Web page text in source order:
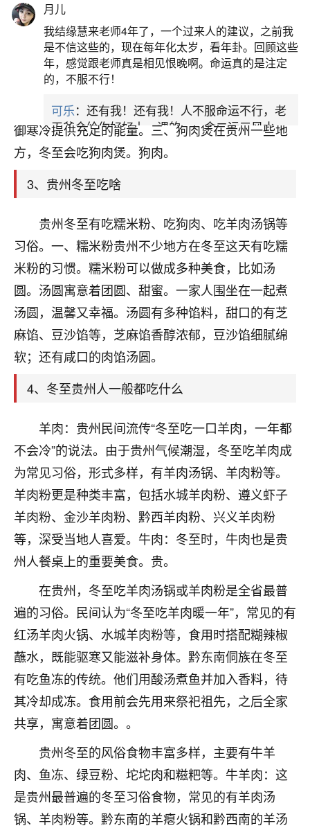
二、糯米饭冬至吃糯米饭也是贵州部分地区的
传统习俗。将糯米蒸熟后，加入炒好的腊肉丁、香
肠丁、花生米、葱花等食材，搅拌均匀。腊肉和香
肠的咸香与糯米的软糯相互融合，口感丰富。糯米
饭不仅美味，而且具有一定的饱腹感，能为人们抵
御寒冷提供充足的能量。三、狗肉煲在贵州一些地
方，冬至会吃狗肉煲。狗肉。
3、贵州冬至吃啥
贵州冬至有吃糯米粉、吃狗肉、吃羊肉汤锅等
习俗。一、糯米粉贵州不少地方在冬至这天有吃糯
米粉的习惯。糯米粉可以做成多种美食，比如汤
圆。汤圆寓意着团圆、甜蜜。一家人围坐在一起煮
汤圆，温馨又幸福。汤圆有多种馅料，甜口的有芝
麻馅、豆沙馅等，芝麻馅香醇浓郁，豆沙馅细腻绵
软；还有咸口的肉馅汤圆。
4、冬至贵州人一般都吃什么
羊肉：贵州民间流传“冬至吃一口羊肉，一年都
不会冷”的说法。由于贵州气候潮湿，冬至吃羊肉成
为常见习俗，形式多样，有羊肉汤锅、羊肉粉等。
羊肉粉更是种类丰富，包括水城羊肉粉、遵义虾子
羊肉粉、金沙羊肉粉、黔西羊肉粉、兴义羊肉粉
等，深受当地人喜爱。牛肉：冬至时，牛肉也是贵
州人餐桌上的重要美食。贵。
在贵州，冬至吃羊肉汤锅或羊肉粉是全省最普
遍的习俗。民间认为“冬至吃羊肉暖一年”，常见的有
红汤羊肉火锅、水城羊肉粉等，食用时搭配糊辣椒
蘸水，既能驱寒又能滋补身体。黔东南侗族在冬至
有吃鱼冻的传统。他们用酸汤煮鱼并加入香料，待
其冷却成冻。食用前会先用来祭祀祖先，之后全家
共享，寓意着团圆。。
贵州冬至的风俗食物丰富多样，主要有牛羊
肉、鱼冻、绿豆粉、坨坨肉和糍粑等。牛羊肉：这
是贵州最普遍的冬至习俗食物，常见的有羊肉汤
锅、羊肉粉等。黔东南的羊瘪火锅和黔西南的羊汤
月儿
我结缘慧来老师4年了，一个过来人的建议，之前我
是不信这些的，现在每年化太岁，看年卦。回顾这些
年，感觉跟老师真是相见恨晚啊。命运真的是注定
的，不服不行！
可乐：还有我！还有我！人不服命运不行，老
天爷会给你好好上一课的。一命二运三风水，
哪样不服都不行！
平安是福：我也是每年找老师化太岁，看年
卦，认识老师3年了，都是缘分啊！
心若莲花
我是做餐饮的，这两年，生意屡屡受挫，店开一家关
一家，要么生意不好，生意好的就出事。前些年攒的
家底快败光了，真是倒霉！我也想找人看看到底怎么
回事？
鹿森：你可以找老师看看，人有时不服命不行
啊！
是我从找店开始都是找慧来老师跟进的，选
大环境不好，但是我家生意还可以，前几天又
刚找老师做了补财库，希望财运更好一点！
2小时前 来自海南 18
梦醒时分
我女儿高二叛逆，大半年不上学，一说她就要死要活
的，把我们两口子愁的不行，朋友给我推荐的慧来老
师，一开始我是病急乱投医，这半年来，法事一个个
做完，我女儿跟变了个人一样，不期望她能考多好的
大学，只要能安安稳稳的把书读了，身体心理都健健
康康的我就很知足了！
鹿森：可怜天下父母心啊！
3小时前 来自河北 16
付深
我是公司人事调整，有升迁机会，但同时竞争的我们
三个，找老师的时候是抱着侥幸心理，没想到老师看
着我晋升有望，我半信半疑的按照老师建议，做了化
太岁还有一个发钱粮，本来年前的人事调整，拖到年
后，我以为都没戏了，结果开年一上班，开会提拔升
职第一个就是我，职务无所谓，主要是底薪加了
3000，非常开心，无论如何，感恩感谢！🙏🏻